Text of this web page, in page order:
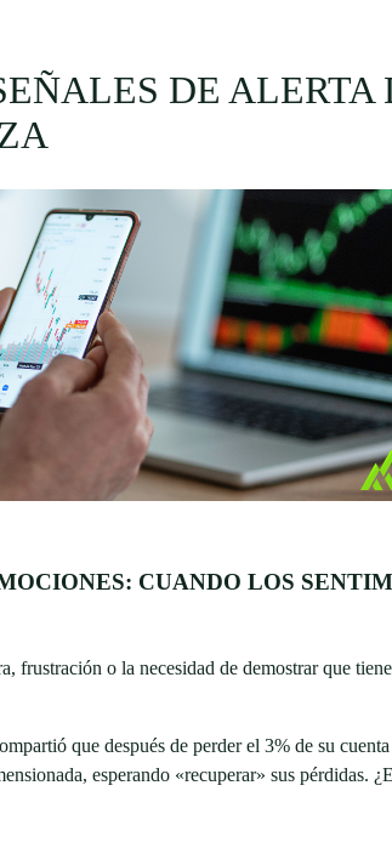
DE ALERTA
CUANDO LOS
frustración o la necesidad de demostrar que
que después de perder el 3% de su
esperando «recuperar» sus pérdidas.